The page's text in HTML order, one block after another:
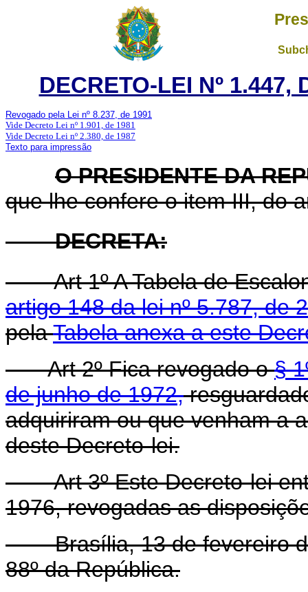
DECRETO-LEI Nº 1.447,
Revogado pela Lei nº 8.237, de 1991
Vide Decreto Lei nº 1.901, de 1981
Vide Decreto Lei nº 2.380, de 1987
Texto para impressão
O PRESIDENTE DA
que lhe confere o item III, do
DECRETA:
Art 1º A Tabela de
artigo 148 da lei nº 5.787, de
pelaTabela anexa a este
Art 2º Fica revogado o§
de junho de 1972,
adquiriram ou que venham a
deste Decreto-lei.
Art 3º Este Decreto-lei
1976, revogadas as
Brasília, 13 de fevereiro de
88º da República.